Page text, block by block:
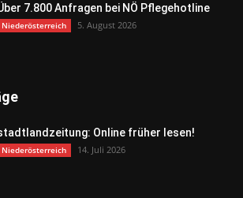
7.800 Anfragen bei NÖ Pflegehotline
Niederösterreich 5. August 2026
Online früher lesen!
Niederösterreich 14. Juli 2026